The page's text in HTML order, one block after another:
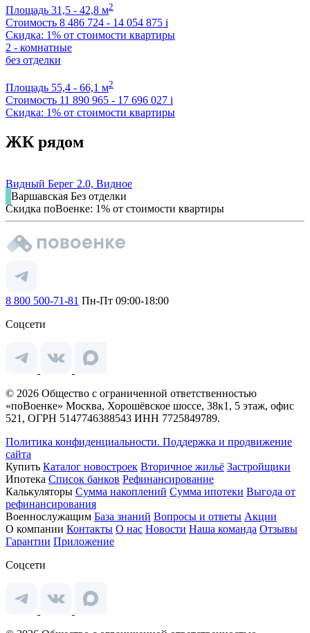
Площадь 31,5 - 42,8 м2
Стоимость 8 486 724 - 14 054 875 i
Скидка: 1% от стоимости квартиры
2 - комнатные
без отделки
Площадь 55,4 - 66,1 м2
Стоимость 11 890 965 - 17 696 027 i
Скидка: 1% от стоимости квартиры
ЖК рядом
Видный Берег 2.0, Видное
Варшавская Без отделки
Скидка поВоенке: 1% от стоимости квартиры
8 800 500-71-81 Пн-Пт 09:00-18:00
Соцсети
© 2026 Общество с ограниченной ответственностью
«поВоенке» Москва, Хорошёвское шоссе, 38к1, 5 этаж, офис
521, ОГРН 5147746388543 ИНН 7725849789.
Политика конфиденциальности. Поддержка и продвижение
сайта
Купить Каталог новостроек Вторичное жильё Застройщики
Ипотека Список банков Рефинансирование
Калькуляторы Сумма накоплений Сумма ипотеки Выгода от
рефинансирования
Военнослужащим База знаний Вопросы и ответы Акции
О компании Контакты О нас Новости Наша команда Отзывы
Гарантии Приложение
Соцсети